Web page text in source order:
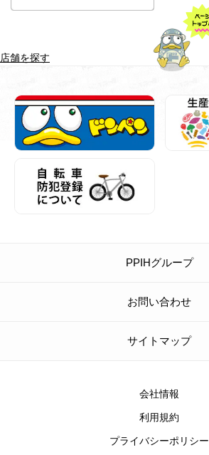
店舗を探す
PPIHグループ
お問い合わせ
サイトマップ
会社情報
利用規約
プライバシーポリシー